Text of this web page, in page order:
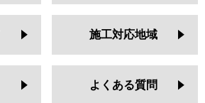
施工対応地域
よくある質問